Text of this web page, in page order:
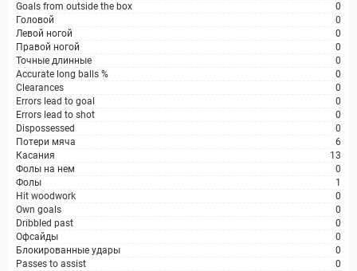
Goals from outside the box
0
Головой
0
Левой ногой
0
Правой ногой
0
Точные длинные
0
Accurate long balls %
0
Clearances
0
Errors lead to goal
0
Errors lead to shot
0
Dispossessed
0
Потери мяча
6
Касания
13
Фолы на нем
0
Фолы
1
Hit woodwork
0
Own goals
0
Dribbled past
0
Офсайды
0
Блокированные удары
0
Passes to assist
0